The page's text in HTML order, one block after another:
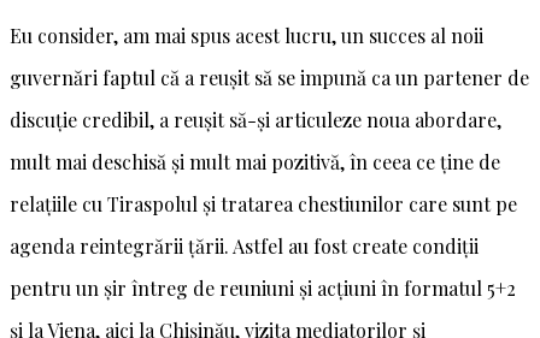
Eu consider, am mai spus acest lucru, un succes al noii
guvernări faptul că a reușit să se impună ca un partener de
discuție credibil, a reușit să-și articuleze noua abordare,
mult mai deschisă și mult mai pozitivă, în ceea ce ține de
relațiile cu Tiraspolul și tratarea chestiunilor care sunt pe
agenda reintegrării țării. Astfel au fost create condiții
pentru un șir întreg de reuniuni și acțiuni în formatul 5+2
și la Viena, aici la Chișinău, vizita mediatorilor și